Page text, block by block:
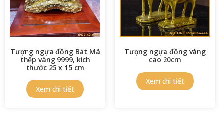
Tượng ngựa đồng Bát Mã
thếp vàng 9999, kích
thước 25 x 15 cm
Tượng ngựa đồng vàng
cao 20cm